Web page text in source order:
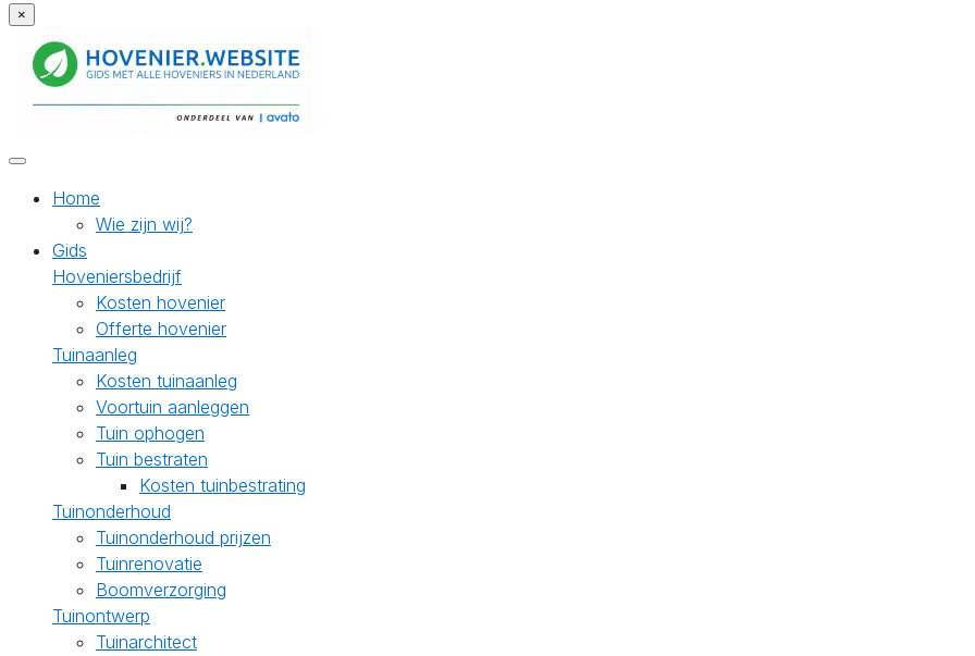
×
Home
Wie zijn wij?
Gids
Hoveniersbedrijf
Kosten hovenier
Offerte hovenier
Tuinaanleg
Kosten tuinaanleg
Voortuin aanleggen
Tuin ophogen
Tuin bestraten
Kosten tuinbestrating
Tuinonderhoud
Tuinonderhoud prijzen
Tuinrenovatie
Boomverzorging
Tuinontwerp
Tuinarchitect